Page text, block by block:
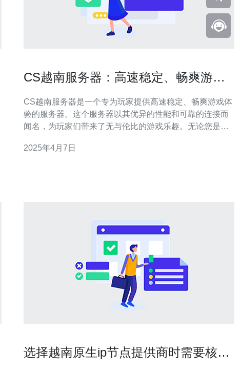
CS越南服务器：高速稳定、畅爽游戏
CS越南服务器是一个专为玩家提供高速稳定、畅爽游戏体
验的服务器。这个服务器以其优异的性能和可靠的连接而
闻名，为玩家们带来了无与伦比的游戏乐趣。无论您是新
的游戏模式和对手。 CS越南服务器采用了最新的技术，确
2025年4月7日
选择越南原生ip节点提供商时需要核查